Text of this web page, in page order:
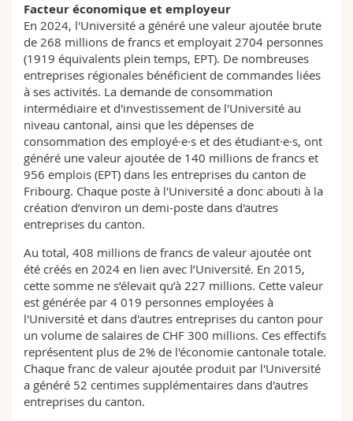
Facteur économique et employeur
En 2024, l'Université a généré une valeur ajoutée brute
de 268 millions de francs et employait 2704 personnes
(1919 équivalents plein temps, EPT). De nombreuses
entreprises régionales bénéficient de commandes liées
à ses activités. La demande de consommation
intermédiaire et d'investissement de l'Université au
niveau cantonal, ainsi que les dépenses de
consommation des employé·e·s et des étudiant·e·s, ont
généré une valeur ajoutée de 140 millions de francs et
956 emplois (EPT) dans les entreprises du canton de
Fribourg. Chaque poste à l'Université a donc abouti à la
création d’environ un demi-poste dans d'autres
entreprises du canton.
Au total, 408 millions de francs de valeur ajoutée ont
été créés en 2024 en lien avec l’Université. En 2015,
cette somme ne s’élevait qu’à 227 millions. Cette valeur
est générée par 4 019 personnes employées à
l'Université et dans d'autres entreprises du canton pour
un volume de salaires de CHF 300 millions. Ces effectifs
représentent plus de 2% de l'économie cantonale totale.
Chaque franc de valeur ajoutée produit par l'Université
a généré 52 centimes supplémentaires dans d'autres
entreprises du canton.